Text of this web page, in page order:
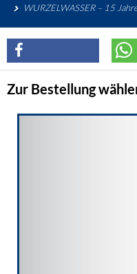
WURZELWASSER – 15
Zur Bestellung